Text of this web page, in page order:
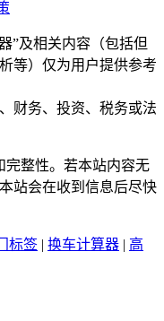
”及相关内容（包括但
等）仅为用户提供参考
财务、投资、税务或法
完整性。若本站内容无
站会在收到信息后尽快
标签 | 换车计算器 | 高